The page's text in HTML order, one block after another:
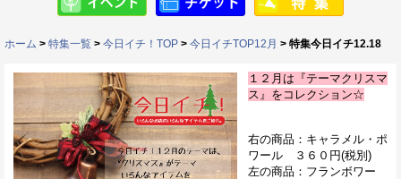
ホーム > 特集一覧 > 今日イチ！TOP > 今日イチTOP12月 > 特集今日イチ12.18
１２月は『テーマクリスマ
ス』をコレクション☆
右の商品：キャラメル・ポ
ワール ３６０円(税別)
左の商品：フランボワー